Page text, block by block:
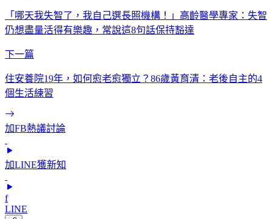
「哪天我失智了，我自己選長照機構！」高齡醫學專家：失智
仍想盡量活得有樂趣，常說這8句話保持豁達
下一篇
住安養院19年，如何愈老愈獨立？86歲黃育清：老後自主的4
個生活練習
加FB熱議討論
加LINE獲新知
f
LINE